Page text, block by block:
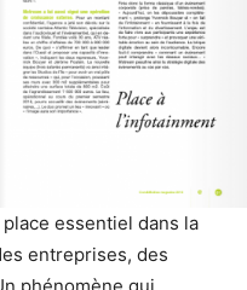
essentiel dans la
entreprises, des
phénomène qui